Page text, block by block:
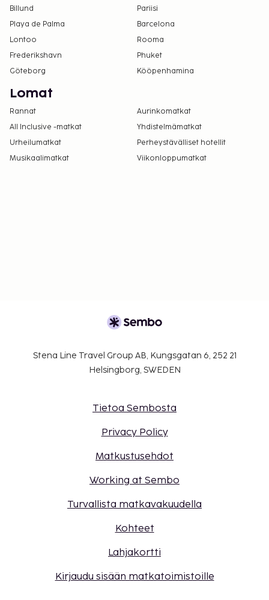
Billund
Pariisi
Playa de Palma
Barcelona
Lontoo
Rooma
Frederikshavn
Phuket
Göteborg
Kööpenhamina
Lomat
Rannat
Aurinkomatkat
All Inclusive -matkat
Yhdistelmämatkat
Urheilumatkat
Perheystävälliset hotellit
Musikaalimatkat
Viikonloppumatkat
Stena Line Travel Group AB, Kungsgatan 6, 252 21
Helsingborg, SWEDEN
Tietoa Sembosta
Privacy Policy
Matkustusehdot
Working at Sembo
Turvallista matkavakuudella
Kohteet
Lahjakortti
Kirjaudu sisään matkatoimistoille